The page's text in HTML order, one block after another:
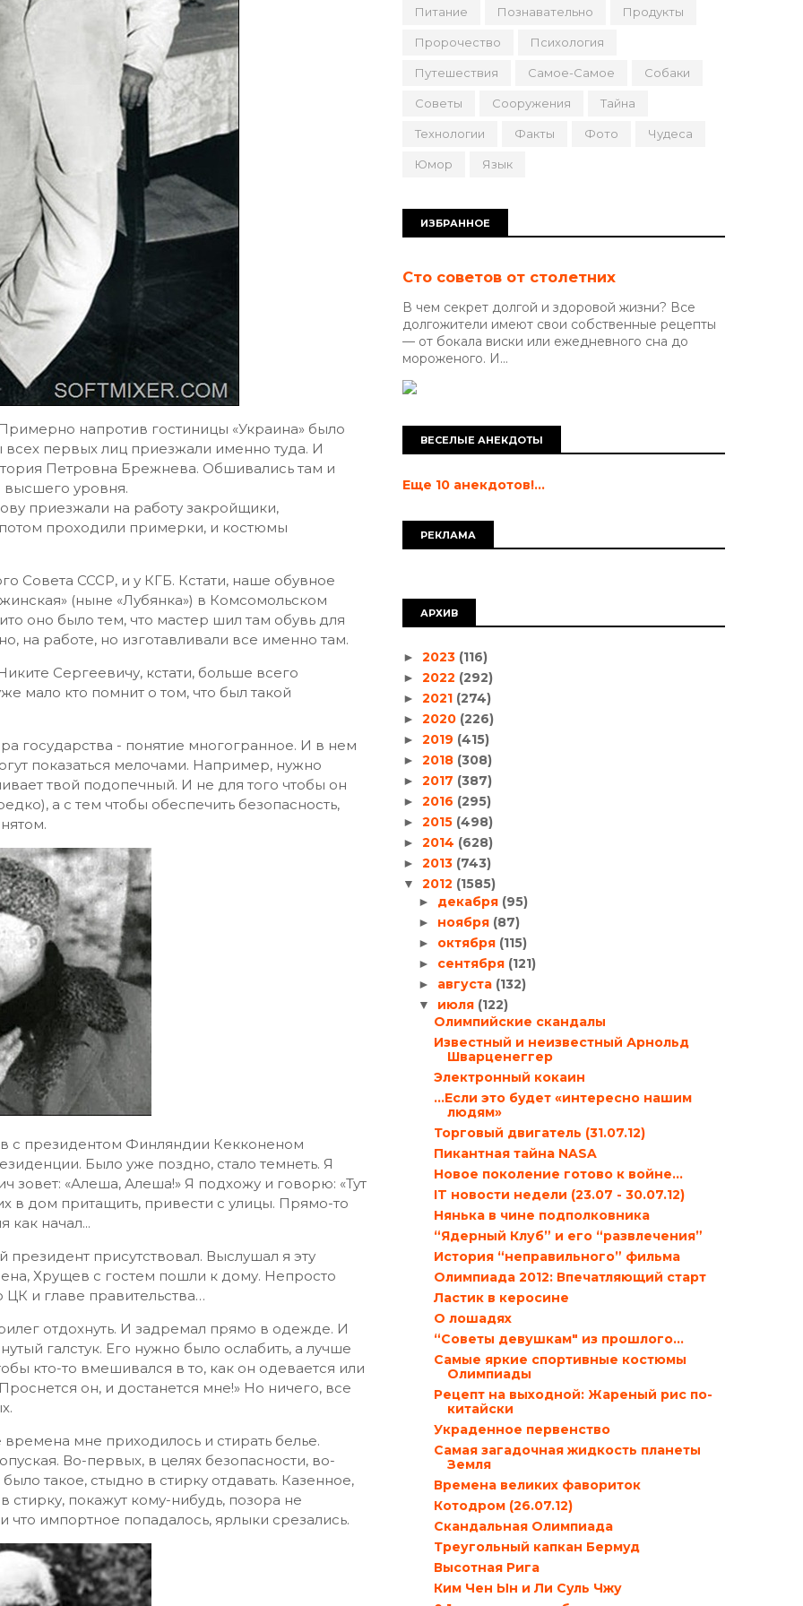
напротив гостиницы «Украина» было
первых лиц приезжали именно туда. И
Петровна Брежнева. Обшивались там и
высшего уровня.
приезжали на работу закройщики,
проходили примерки, и костюмы
Совета СССР, и у КГБ. Кстати, наше обувное
(ныне «Лубянка») в Комсомольском
оно было тем, что мастер шил там обувь для
на работе, но изготавливали все именно там.
Сергеевичу, кстати, больше всего
мало кто помнит о том, что был такой
государства - понятие многогранное. И в нем
показаться мелочами. Например, нужно
твой подопечный. И не для того чтобы он
а с тем чтобы обеспечить безопасность,
с президентом Финляндии Кекконеном
Было уже поздно, стало темнеть. Я
зовет: «Алеша, Алеша!» Я подхожу и говорю: «Тут
в дом притащить, привести с улицы. Прямо-то
как начал...
присутствовал. Выслушал я эту
Хрущев с гостем пошли к дому. Непросто
ЦК и главе правительства…
отдохнуть. И задремал прямо в одежде. И
галстук. Его нужно было ослабить, а лучше
кто-то вмешивался в то, как он одевается или
он, и достанется мне!» Но ничего, все
мне приходилось и стирать белье.
Во-первых, в целях безопасности, во-
такое, стыдно в стирку отдавать. Казенное,
стирку, покажут кому-нибудь, позора не
импортное попадалось, ярлыки срезались.
Питание Познавательно Продукты
Пророчество Психология
Путешествия Самое-Самое Собаки
Советы Сооружения Тайна
Технологии Факты Фото Чудеса
Юмор Язык
ИЗБРАННОЕ
Сто советов от столетних
В чем секрет долгой и здоровой жизни? Все
долгожители имеют свои собственные рецепты
— от бокала виски или ежедневного сна до
мороженого. И...
ВЕСЕЛЫЕ АНЕКДОТЫ
Еще 10 анекдотов!...
РЕКЛАМА
АРХИВ
► 2023 (116)
► 2022 (292)
► 2021 (274)
► 2020 (226)
► 2019 (415)
► 2018 (308)
► 2017 (387)
► 2016 (295)
► 2015 (498)
► 2014 (628)
► 2013 (743)
▼ 2012 (1585)
► декабря (95)
► ноября (87)
► октября (115)
► сентября (121)
► августа (132)
▼ июля (122)
Олимпийские скандалы
Известный и неизвестный Арнольд
Шварценеггер
Электронный кокаин
…Если это будет «интересно нашим
людям»
Торговый двигатель (31.07.12)
Пикантная тайна NASA
Новое поколение готово к войне…
IT новости недели (23.07 - 30.07.12)
Нянька в чине подполковника
“Ядерный Клуб” и его “развлечения”
История “неправильного” фильма
Олимпиада 2012: Впечатляющий старт
Ластик в керосине
О лошадях
“Советы девушкам" из прошлого…
Самые яркие спортивные костюмы
Олимпиады
Рецепт на выходной: Жареный рис по-
китайски
Украденное первенство
Самая загадочная жидкость планеты
Земля
Времена великих фавориток
Котодром (26.07.12)
Скандальная Олимпиада
Треугольный капкан Бермуд
Высотная Рига
Ким Чен Ын и Ли Суль Чжу